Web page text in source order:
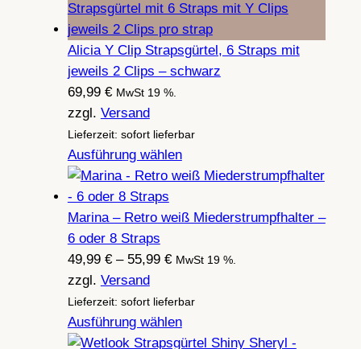
Alicia Y Clip Strapsgürtel, 6 Straps mit
jeweils 2 Clips – schwarz
69,99 € MwSt 19 %.
zzgl. Versand
Lieferzeit: sofort lieferbar
Ausführung wählen
Marina – Retro weiß Miederstrumpfhalter –
6 oder 8 Straps
49,99 € – 55,99 €Preisspanne:
bis
55,99 €
MwSt 19 %.
zzgl. Versand
Lieferzeit: sofort lieferbar
Ausführung wählen